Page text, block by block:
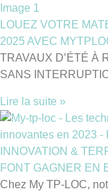
LOUEZ VOTRE
2025 AVEC
TRAVAUX D’ÉTÉ À
SANS
Lire la suite »
INNOVATION &
FONT GAGNER EN
Chez My TP-LOC,